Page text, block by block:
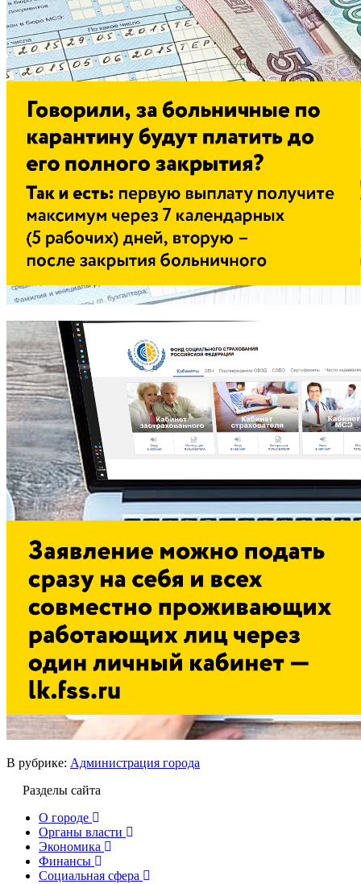
В рубрике: Администрация города
Разделы сайта
О городе
Органы власти
Экономика
Финансы
Социальная сфера